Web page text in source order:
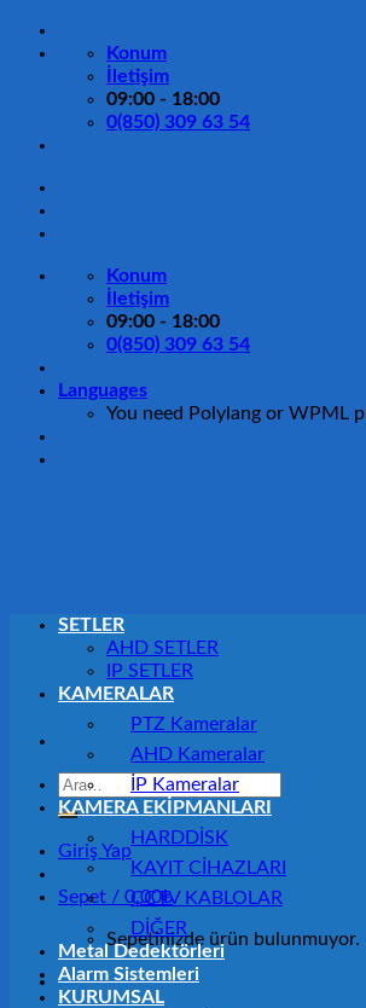
İçeriğe
Konum
İletişim
09:00 - 18:00
0(850) 309 63 54
Konum
İletişim
09:00 - 18:00
0(850) 309 63 54
Languages
You need Polylang or WPML
Ara:
Giriş Yap
Sepet / 0,00₺
Sepetinizde ürün bulunmuyor.
SETLER
AHD SETLER
IP SETLER
KAMERALAR
PTZ Kameralar
AHD Kameralar
İP Kameralar
KAMERA EKİPMANLARI
HARDDİSK
KAYIT CİHAZLARI
CCTV KABLOLAR
DİĞER
Metal Dedektörleri
Alarm Sistemleri
KURUMSAL